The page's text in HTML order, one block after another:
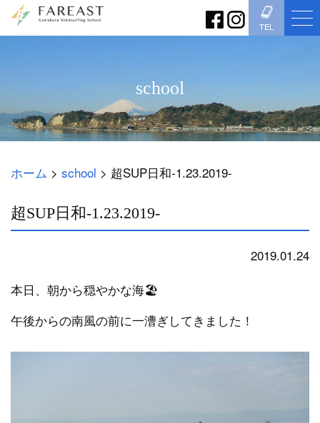
TEL
school
ホーム > school > 超SUP日和-1.23.2019-
超SUP日和-1.23.2019-
2019.01.24
本日、朝から穏やかな海🏖
午後からの南風の前に一漕ぎしてきました！